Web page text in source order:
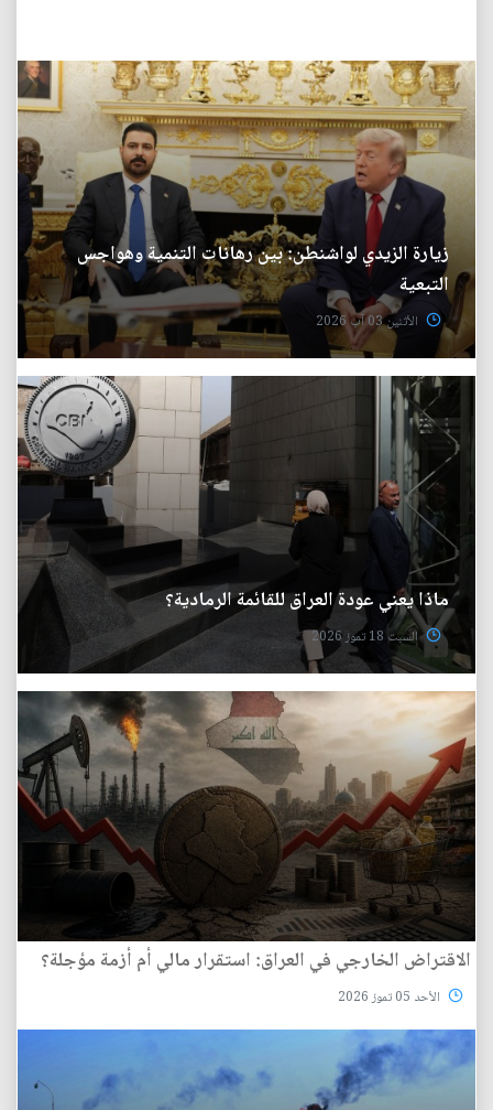
زيارة الزيدي لواشنطن: بين رهانات التنمية وهواجس
التبعية
الأثنين 03 آب 2026
ماذا يعني عودة العراق للقائمة الرمادية؟
السبت 18 تموز 2026
الاقتراض الخارجي في العراق: استقرار مالي أم أزمة مؤجلة؟
الأحد 05 تموز 2026